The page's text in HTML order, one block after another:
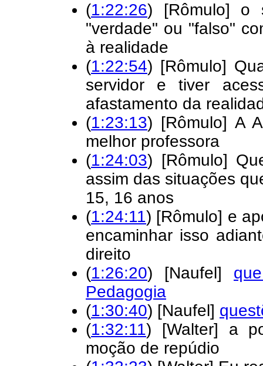
(1:22:26) [Rômulo] o
"verdade" ou "falso"
à realidade
(1:22:54) [Rômulo]
servidor e tiver
afastamento da
(1:23:13) [Rômulo] A
melhor professora
(1:24:03) [Rômulo]
assim das situações
15, 16 anos
(1:24:11) [Rômulo] e
encaminhar isso
direito
(1:26:20) [Naufel]
Pedagogia
(1:30:40) [Naufel]
(1:32:11) [Walter] a
moção de repúdio